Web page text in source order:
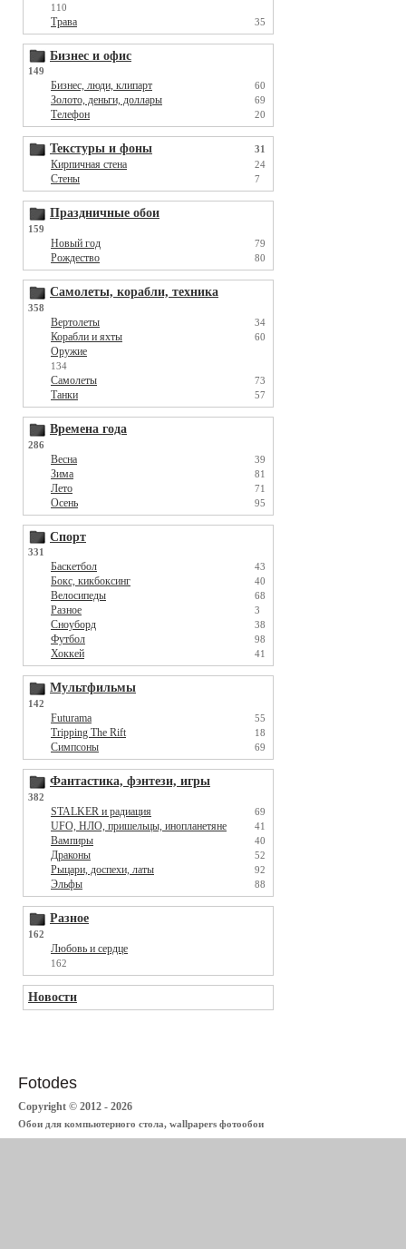
110
Трава 35
Бизнес и офис
149
Бизнес, люди, клипарт 60
Золото, деньги, доллары 69
Телефон 20
Текстуры и фоны 31
Кирпичная стена 24
Стены 7
Праздничные обои
159
Новый год 79
Рождество 80
Самолеты, корабли, техника
358
Вертолеты 34
Корабли и яхты 60
Оружие
134
Самолеты 73
Танки 57
Времена года
286
Весна 39
Зима 81
Лето 71
Осень 95
Спорт
331
Баскетбол 43
Бокс, кикбоксинг 40
Велосипеды 68
Разное 3
Сноуборд 38
Футбол 98
Хоккей 41
Мультфильмы
142
Futurama 55
Tripping The Rift 18
Симпсоны 69
Фантастика, фэнтези, игры
382
STALKER и радиация 69
UFO, НЛО, пришельцы, инопланетяне 41
Вампиры 40
Драконы 52
Рыцари, доспехи, латы 92
Эльфы 88
Разное
162
Любовь и сердце
162
Новости
Fotodes
Copyright © 2012 - 2026
Обои для компьютерного стола, wallpapers фотообои